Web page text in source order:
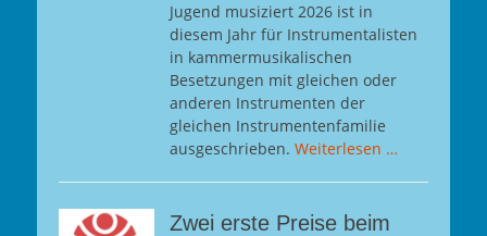
Jugend musiziert 2026 ist in
diesem Jahr für Instrumentalisten
in kammermusikalischen
Besetzungen mit gleichen oder
anderen Instrumenten der
gleichen Instrumentenfamilie
ausgeschrieben. Weiterlesen …
Zwei erste Preise beim